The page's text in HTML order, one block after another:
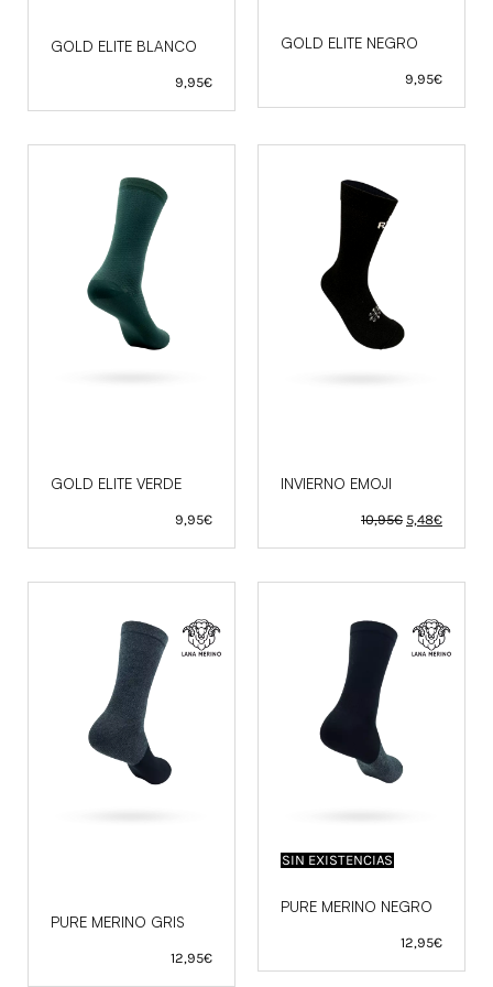
GOLD ELITE BLANCO
9,95€
GOLD ELITE NEGRO
9,95€
GOLD ELITE VERDE
9,95€
INVIERNO EMOJI
10,95€ precio
era:
5,48€precio
es:
PURE MERINO GRIS
12,95€
SIN EXISTENCIAS
PURE MERINO NEGRO
12,95€